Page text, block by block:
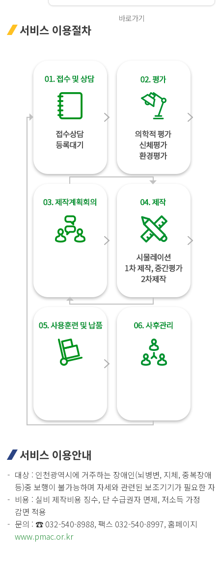
바로가기
서비스 이용절차
서비스 이용안내
대상 : 인천광역시에 거주하는 장애인(뇌병변, 지체, 중복장애
등)중 보행이 불가능하며 자세와 관련된 보조기기가 필요한 자
비용 : 실비 제작비용 징수, 단 수급권자 면제, 저소득 가정
감면 적용
문의 : ☎ 032-540-8988, 팩스 032-540-8997, 홈페이지
www.pmac.or.kr